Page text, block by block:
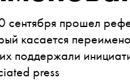
прошел
касается
поддержали
press